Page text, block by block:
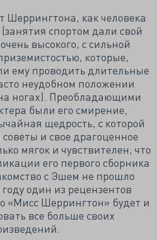
Шеррингтона, как человека
спортом дали свой
высокого, с сильной
которые,
ему проводить длительные
неудобном положении
ногах). Преобладающими
были его смирение,
щедрость, с которой
и свое драгоценное
мягок и чувствителен, что
его первого сборника
с Эшем не прошло
один из рецензентов
«Мисс Шеррингтон» будет и
все больше своих